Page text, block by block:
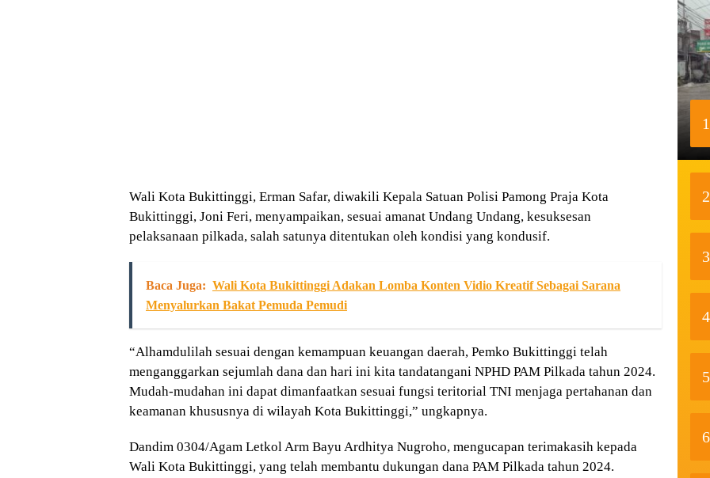
Wali Kota Bukittinggi, Erman Safar, diwakili Kepala Satuan Polisi Pamong Praja Kota
Bukittinggi, Joni Feri, menyampaikan, sesuai amanat Undang Undang, kesuksesan
pelaksanaan pilkada, salah satunya ditentukan oleh kondisi yang kondusif.
Baca Juga: Wali Kota Bukittinggi Adakan Lomba Konten Vidio Kreatif Sebagai Sarana
Menyalurkan Bakat Pemuda Pemudi
“Alhamdulilah sesuai dengan kemampuan keuangan daerah, Pemko Bukittinggi telah
menganggarkan sejumlah dana dan hari ini kita tandatangani NPHD PAM Pilkada tahun 2024.
Mudah-mudahan ini dapat dimanfaatkan sesuai fungsi teritorial TNI menjaga pertahanan dan
keamanan khususnya di wilayah Kota Bukittinggi,” ungkapnya.
Dandim 0304/Agam Letkol Arm Bayu Ardhitya Nugroho, mengucapan terimakasih kepada
Wali Kota Bukittinggi, yang telah membantu dukungan dana PAM Pilkada tahun 2024.
1
2
3
4
5
6